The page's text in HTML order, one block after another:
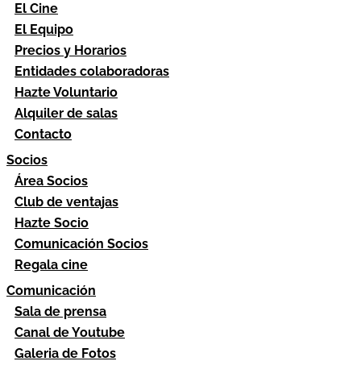
El Cine
El Equipo
Precios y Horarios
Entidades colaboradoras
Hazte Voluntario
Alquiler de salas
Contacto
Socios
Área Socios
Club de ventajas
Hazte Socio
Comunicación Socios
Regala cine
Comunicación
Sala de prensa
Canal de Youtube
Galeria de Fotos